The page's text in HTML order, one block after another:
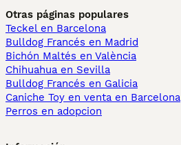
Otras páginas populares
Teckel en Barcelona
Bulldog Francés en Madrid
Bichón Maltés en València
Chihuahua en Sevilla
Bulldog Francés en Galicia
Caniche Toy en venta en Barcelona
Perros en adopcion